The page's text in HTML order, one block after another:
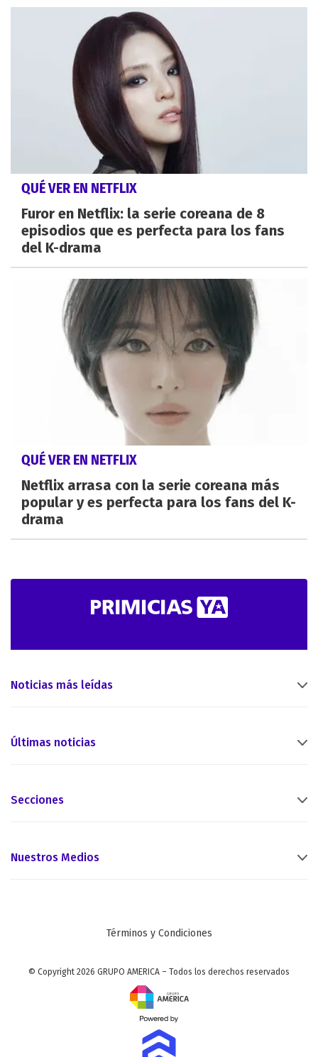
QUÉ VER EN NETFLIX
Furor en Netflix: la serie coreana de 8
episodios que es perfecta para los fans
del K-drama
QUÉ VER EN NETFLIX
Netflix arrasa con la serie coreana más
popular y es perfecta para los fans del K-
drama
Noticias más leídas
Últimas noticias
Secciones
Nuestros Medios
Términos y Condiciones
© Copyright 2026 GRUPO AMERICA – Todos los derechos reservados